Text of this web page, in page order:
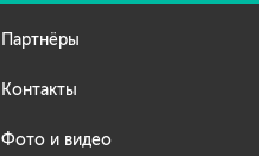
Партнёры
Контакты
Фото и видео